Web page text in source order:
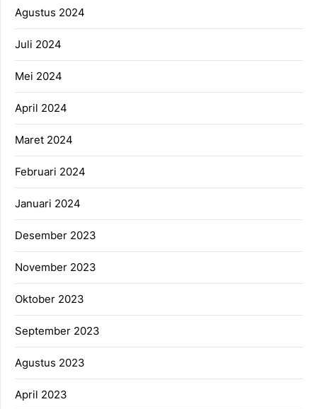
Agustus 2024
Juli 2024
Mei 2024
April 2024
Maret 2024
Februari 2024
Januari 2024
Desember 2023
November 2023
Oktober 2023
September 2023
Agustus 2023
April 2023